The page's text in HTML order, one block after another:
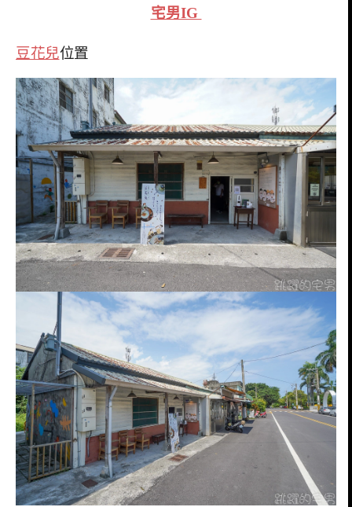
宅男IG
豆花兒位置